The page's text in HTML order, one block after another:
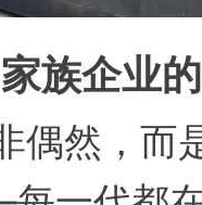
族企业
偶然，而